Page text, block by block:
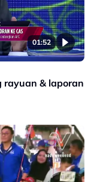
01:52
rayuan & laporan